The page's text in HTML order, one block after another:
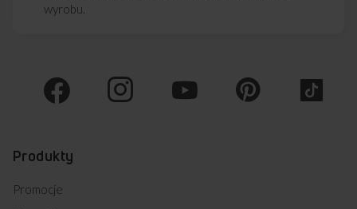
wyrobu.
Produkty
Promocje